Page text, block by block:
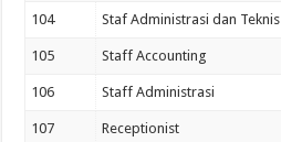
104 Staf Administrasi dan Teknis
105 Staff Accounting
106 Staff Administrasi
107 Receptionist